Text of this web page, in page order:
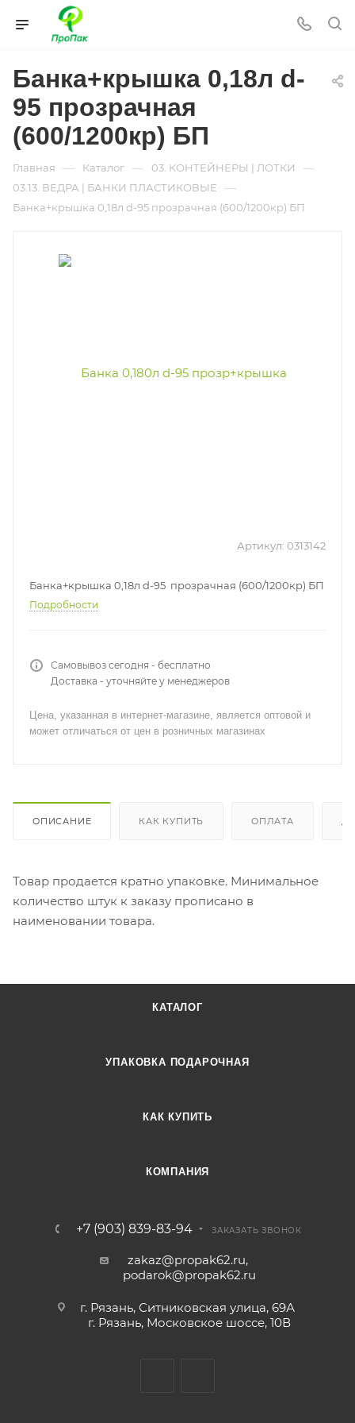
Банка+крышка 0,18л d-
95 прозрачная
(600/1200кр) БП
Главная — Каталог — 03. КОНТЕЙНЕРЫ | ЛОТКИ —
03.13. ВЕДРА | БАНКИ ПЛАСТИКОВЫЕ —
Банка+крышка 0,18л d-95 прозрачная (600/1200кр) БП
Артикул: 0313142
Банка+крышка 0,18л d-95 прозрачная (600/1200кр) БП
Подробности
Самовывоз сегодня - бесплатно
Доставка - уточняйте у менеджеров
Цена, указанная в интернет-магазине, является оптовой и
может отличаться от цен в розничных магазинах
ОПИСАНИЕ КАК КУПИТЬ ОПЛАТА
Товар продается кратно упаковке. Минимальное
количество штук к заказу прописано в
наименовании товара.
КАТАЛОГ
УПАКОВКА ПОДАРОЧНАЯ
КАК КУПИТЬ
КОМПАНИЯ
+7 (903) 839-83-94 ЗАКАЗАТЬ ЗВОНОК
zakaz@propak62.ru,
podarok@propak62.ru
г. Рязань, Ситниковская улица, 69А
г. Рязань, Московское шоссе, 10В